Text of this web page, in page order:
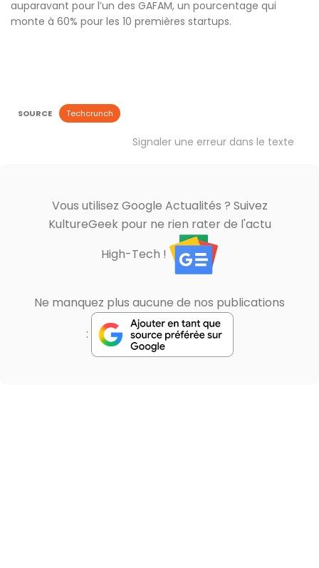
auparavant pour l’un des GAFAM, un pourcentage qui
monte à 60% pour les 10 premières startups.
SOURCE Techcrunch
Signaler une erreur dans le texte
Vous utilisez Google Actualités ? Suivez
KultureGeek pour ne rien rater de l'actu
High-Tech !
Ne manquez plus aucune de nos publications
: